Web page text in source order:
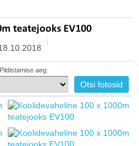
teatejooks EV100
Pildistamise aeg: